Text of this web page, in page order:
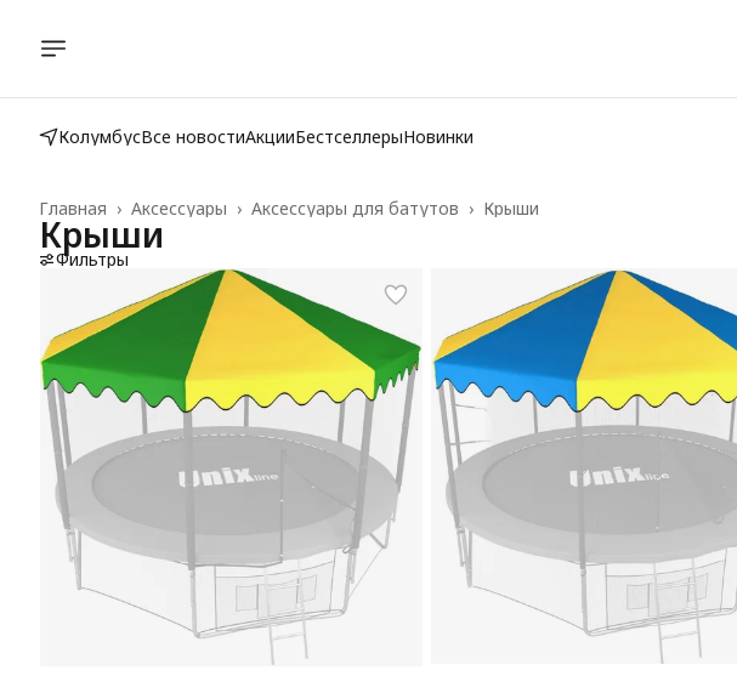
КолумбусВсе новостиАкцииБестселлерыНовинки
Крыши
Аксессуары для батутов ›
Аксессуары ›
Главная ›
Крыши
Фильтры